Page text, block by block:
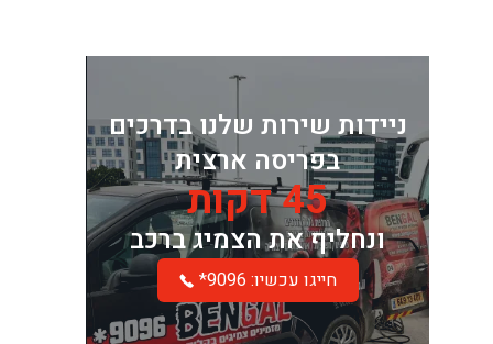
ניידות שירות שלנו בדרכים
בפריסה ארצית
45 דקות
ונחליף את הצמיג ברכב
*חייגו עכשיו: 9096